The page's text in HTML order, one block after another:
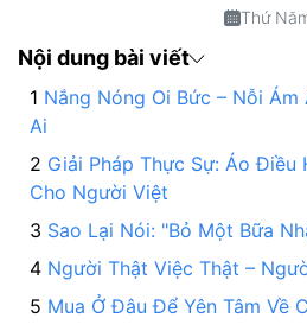
Thứ
Nội dung bài viết
Nắng Nóng Oi Bức – Nỗi Ám
Ai
Giải Pháp Thực Sự: Áo Điều
Cho Người Việt
Sao Lại Nói: "Bỏ Một Bữa
Người Thật Việc Thật –
Mua Ở Đâu Để Yên Tâm Về